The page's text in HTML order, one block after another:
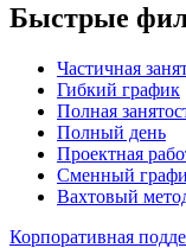
Быстрые
Частичная
Гибкий график
Полная
Полный день
Проектная
Сменный
Вахтовый
Корпоративная